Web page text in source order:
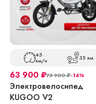
45
км/ч 35 км
63 900 ₽73 900₽-14%
Электровелосипед
KUGOO V2